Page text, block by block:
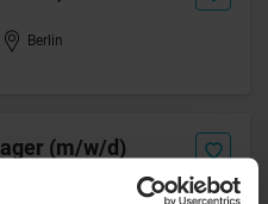
Berlin
(m/w/d)